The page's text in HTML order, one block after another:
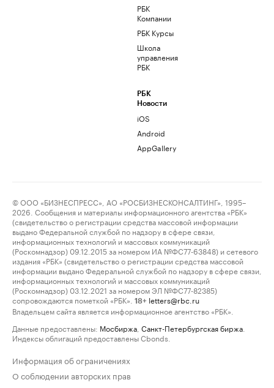
РБК
Компании
РБК Курсы
Школа
управления
РБК
РБК
Новости
iOS
Android
AppGallery
© ООО «БИЗНЕСПРЕСС», АО «РОСБИЗНЕСКОНСАЛТИНГ», 1995–
2026. Сообщения и материалы информационного агентства «РБК»
(свидетельство о регистрации средства массовой информации
выдано Федеральной службой по надзору в сфере связи,
информационных технологий и массовых коммуникаций
(Роскомнадзор) 09.12.2015 за номером ИА №ФС77-63848) и сетевого
издания «РБК» (свидетельство о регистрации средства массовой
информации выдано Федеральной службой по надзору в сфере связи,
информационных технологий и массовых коммуникаций
(Роскомнадзор) 03.12.2021 за номером ЭЛ №ФС77-82385)
сопровождаются пометкой «РБК».
18+ letters@rbc.ru
Владельцем сайта является информационное агентство «РБК».
Данные предоставлены: Мосбиржа Санкт-Петербургская биржа
Индексы облигаций предоставлены Cbonds.
Информация об ограничениях
О соблюдении авторских прав